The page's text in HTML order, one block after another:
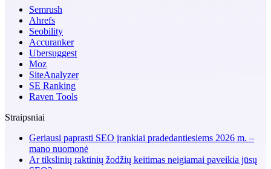
Semrush
Ahrefs
Seobility
Accuranker
Ubersuggest
Moz
SiteAnalyzer
SE Ranking
Raven Tools
Straipsniai
Geriausi paprasti SEO įrankiai pradedantiesiems 2026 m. –
mano nuomonė
Ar tikslinių raktinių žodžių keitimas neigiamai paveikia jūsų